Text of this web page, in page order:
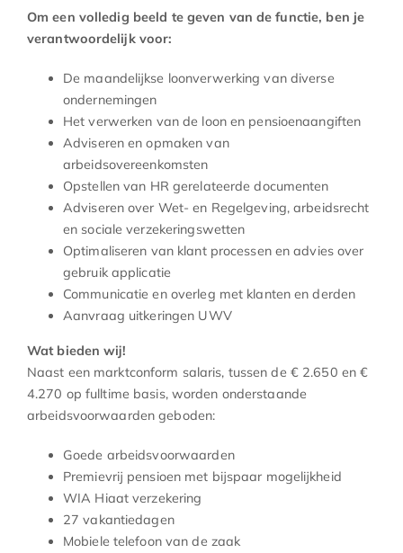
Om een volledig beeld te geven van de functie, ben je
verantwoordelijk voor:
De maandelijkse loonverwerking van diverse
ondernemingen
Het verwerken van de loon en pensioenaangiften
Adviseren en opmaken van
arbeidsovereenkomsten
Opstellen van HR gerelateerde documenten
Adviseren over Wet- en Regelgeving, arbeidsrecht
en sociale verzekeringswetten
Optimaliseren van klant processen en advies over
gebruik applicatie
Communicatie en overleg met klanten en derden
Aanvraag uitkeringen UWV
Wat bieden wij!
Naast een marktconform salaris, tussen de € 2.650 en €
4.270 op fulltime basis, worden onderstaande
arbeidsvoorwaarden geboden:
Goede arbeidsvoorwaarden
Premievrij pensioen met bijspaar mogelijkheid
WIA Hiaat verzekering
27 vakantiedagen
Mobiele telefoon van de zaak